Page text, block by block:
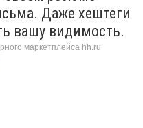
Даже хештеги
вашу видимость.
маркетплейса hh.ru